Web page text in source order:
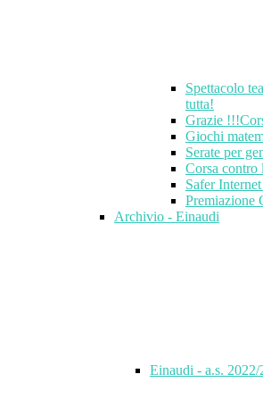
Spettacolo
tutta!
Grazie
Giochi
Serate per
Corsa contro
Safer
Premiazione
Archivio - Einaudi
Einaudi - a.s. 2022/